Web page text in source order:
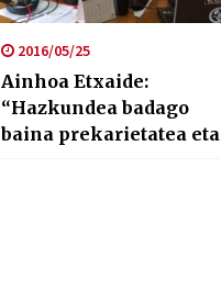
2016/05/25
Ainhoa Etxaide:
“Hazkundea badago
baina prekarietatea eta